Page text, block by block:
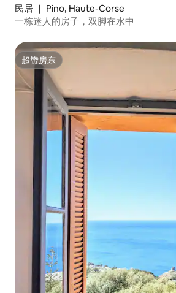
民居 ｜ Pino, Haute-Corse
一栋迷人的房子，双脚在水中
超赞房东
超赞房东